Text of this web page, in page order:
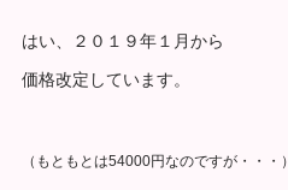
はい、２０１９年１月から
価格改定しています。
（もともとは54000円なのですが・・・）